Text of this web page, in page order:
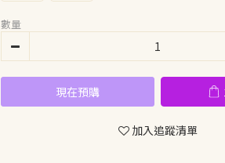
數量
現在預購
加入追蹤清單